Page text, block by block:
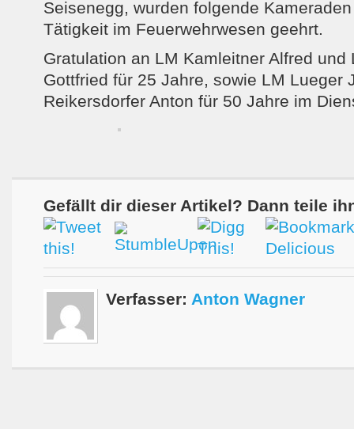
Seisenegg, wurden folgende
Tätigkeit im Feuerwehrwesen geehrt.
Gratulation an LM Kamleitner Alfred und
Gottfried für 25 Jahre, sowie LM Lueger
Reikersdorfer Anton für 50 Jahre im
Gefällt dir dieser Artikel? Dann teile
Verfasser: Anton Wagner